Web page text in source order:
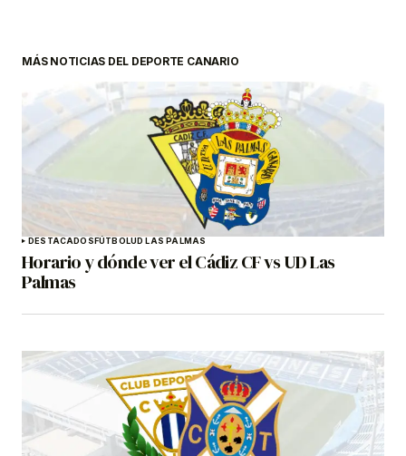
MÁS NOTICIAS DEL DEPORTE CANARIO
DESTACADOSFÚTBOLUD LAS PALMAS
Horario y dónde ver el Cádiz CF vs UD Las
Palmas